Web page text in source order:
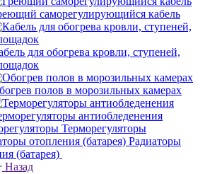
саморегулирующийся кабель
для обогрева кровли, ступеней,
полов в морозильных камерах
антиобледенения
Терморегуляторы
Радиаторы
(батарея)
Назад